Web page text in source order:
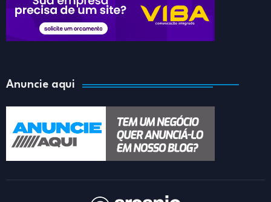
Anuncie aqui